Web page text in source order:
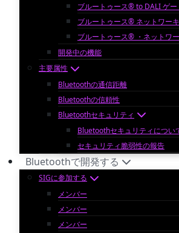
ブルートゥース® to DALI ゲー
ブルートゥース® ネットワー
ブルートゥース® ・ネットワ
開発中の機能
主要属性
Bluetoothの通信距離
Bluetoothの信頼性
Bluetoothセキュリティ
Bluetoothセキュリティについ
セキュリティ脆弱性の報告
Bluetoothで開発する
SIGに参加する
メンバー
メンバー
メンバー